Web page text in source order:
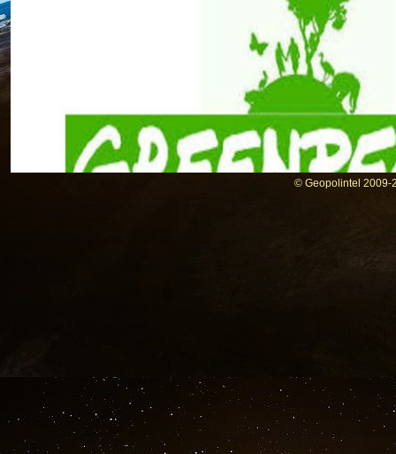
enrichi en provenance de Russie.
Une cargaison est arrivée à Dunkerque, lundi
Le secteur échappe encore aux sanctions
l’invasion de l’Ukraine par Moscou.
© Geopolintel 2009-